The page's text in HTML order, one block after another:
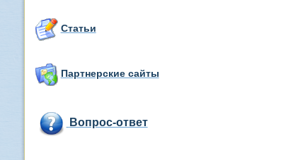
Статьи
Партнерские сайты
Вопрос-ответ